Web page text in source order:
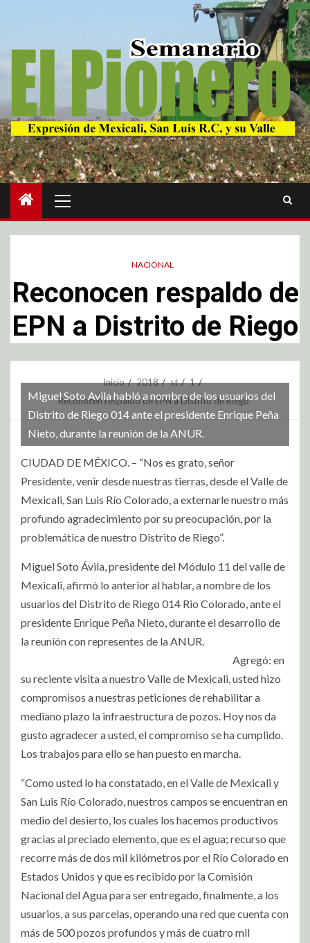
NACIONAL
Reconocen respaldo de
EPN a Distrito de Riego
Inicio 2018 st
1
Reconocen respaldo de EPN a Distrito de Riego
Miguel Soto Avila habló a nombre de los usuarios del
Distrito de Riego 014 ante el presidente Enrique Peña
Nieto, durante la reunión de la ANUR.
CIUDAD DE MÉXICO. – “Nos es grato, señor
Presidente, venir desde nuestras tierras, desde el Valle de
Mexicali, San Luis Río Colorado, a externarle nuestro más
profundo agradecimiento por su preocupación, por la
problemática de nuestro Distrito de Riego”.
Miguel Soto Ávila, presidente del Módulo 11 del valle de
Mexicali, afirmó lo anterior al hablar, a nombre de los
usuarios del Distrito de Riego 014 Rio Colorado, ante el
presidente Enrique Peña Nieto, durante el desarrollo de
la reunión con representes de la ANUR.
Agregó: en
su reciente visita a nuestro Valle de Mexicali, usted hizo
compromisos a nuestras peticiones de rehabilitar a
mediano plazo la infraestructura de pozos. Hoy nos da
gusto agradecer a usted, el compromiso se ha cumplido.
Los trabajos para ello se han puesto en marcha.
“Como usted lo ha constatado, en el Valle de Mexicali y
San Luis Río Colorado, nuestros campos se encuentran en
medio del desierto, los cuales los hacemos productivos
gracias al preciado elemento, que es el agua; recurso que
recorre más de dos mil kilómetros por el Río Colorado en
Estados Unidos y que es recibido por la Comisión
Nacional del Agua para ser entregado, finalmente, a los
usuarios, a sus parcelas, operando una red que cuenta con
más de 500 pozos profundos y más de cuatro mil